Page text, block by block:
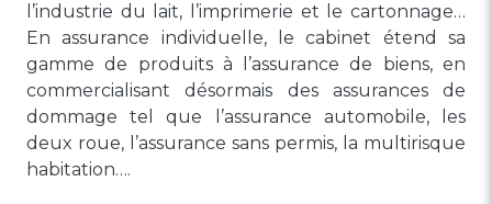
l’industrie du lait, l’imprimerie et le cartonnage…
En assurance individuelle, le cabinet étend sa
gamme de produits à l’assurance de biens, en
commercialisant désormais des assurances de
dommage tel que l’assurance automobile, les
deux roue, l’assurance sans permis, la multirisque
habitation….